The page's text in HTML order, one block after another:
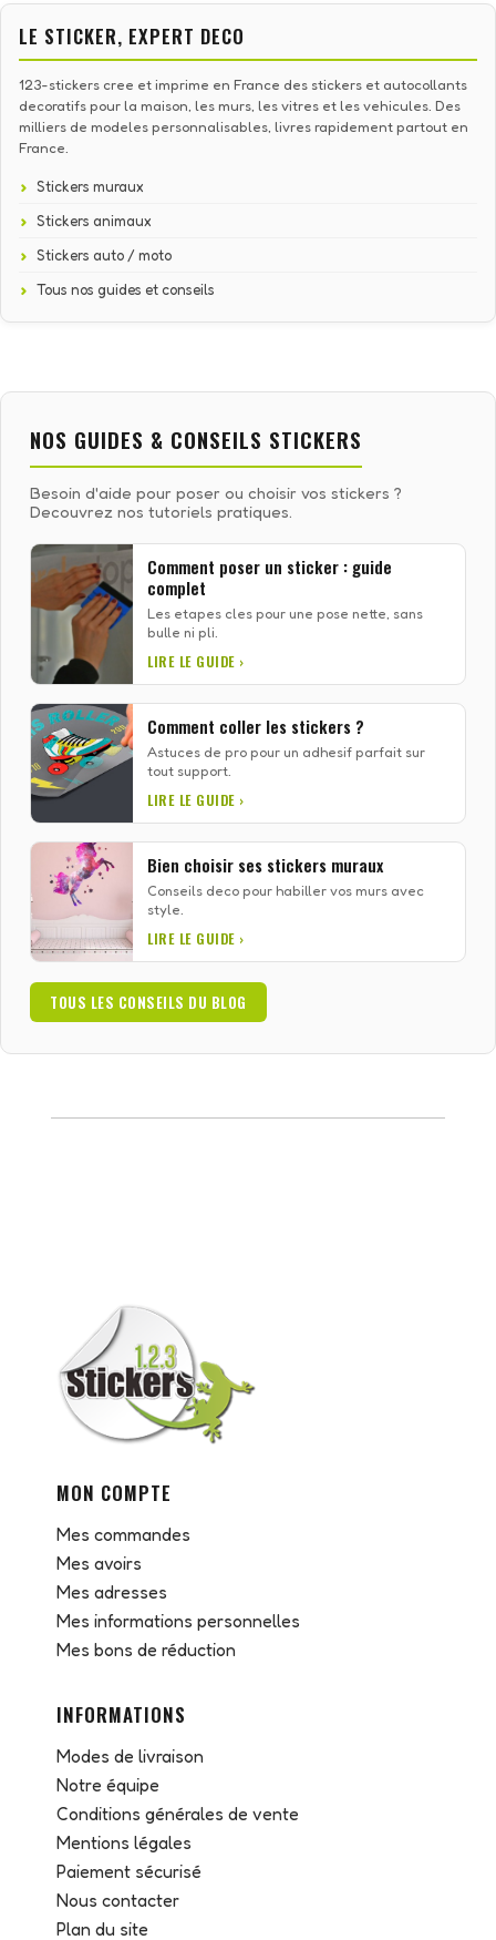
LE STICKER, EXPERT DECO
123-stickers cree et imprime en France des stickers et autocollants
decoratifs pour la maison, les murs, les vitres et les vehicules. Des
milliers de modeles personnalisables, livres rapidement partout en
France.
Stickers muraux
Stickers animaux
Stickers auto / moto
Tous nos guides et conseils
NOS GUIDES & CONSEILS STICKERS
Besoin d'aide pour poser ou choisir vos stickers ?
Decouvrez nos tutoriels pratiques.
Comment poser un sticker : guide
complet
Les etapes cles pour une pose nette, sans
bulle ni pli.
LIRE LE GUIDE ›
Comment coller les stickers ?
Astuces de pro pour un adhesif parfait sur
tout support.
LIRE LE GUIDE ›
Bien choisir ses stickers muraux
Conseils deco pour habiller vos murs avec
style.
LIRE LE GUIDE ›
TOUS LES CONSEILS DU BLOG
MON COMPTE
Mes commandes
Mes avoirs
Mes adresses
Mes informations personnelles
Mes bons de réduction
INFORMATIONS
Modes de livraison
Notre équipe
Conditions générales de vente
Mentions légales
Paiement sécurisé
Nous contacter
Plan du site